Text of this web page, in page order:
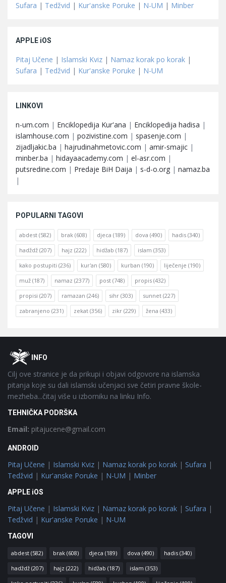
Sufara | Tedžvid | Kur'anske Poruke | N-UM | Minber
APPLE iOS
Pitaj Učene | Islamski Kviz | Namaz korak po korak |
Sufara | Tedžvid | Kur'anske Poruke | N-UM
LINKOVI
n-um.com | Enciklopedija Kur'ana | Enciklopedija hadisa |
islamhouse.com | pozivistine.com | spasenje.com |
zijadljakic.ba | hajrudinahmetovic.com | amir-smajic |
minber.ba | hidayaacademy.com | el-asr.com |
putsredine.com | Predaje BiH Daija | s-d-o.org | namaz.ba
|
POPULARNI TAGOVI
abdest (582) brak (608) djeca (189) dova (490) hadis (340)
hadždž (207) hajz (222) hidžab (187) islam (353)
kako postupiti (236) kur'an (580) kurban (190) liječenje (190)
muž (187) namaz (2377) post (748) propis (432)
propisi (207) ramazan (246) sihr (303) sunnet (227)
zabranjeno (231) zekat (356) zikr (229) žena (433)
FooterOINFO
Cilj ove stranice je da prikupi i objavi odgovore na islamska
pitanja koje su dali islamski učenjaci sve četiri pravne škole-
mezheba...čitaj više u izborniku na linku Info.
TEHNIČKA PODRŠKA
Email: pitajucene@gmail.com
ANDROID
Pitaj Učene | Islamski Kviz | Namaz korak po korak | Sufara |
Tedžvid | Kur'anske Poruke | N-UM | Minber
APPLE iOS
Pitaj Učene | Islamski Kviz | Namaz korak po korak | Sufara |
Tedžvid | Kur'anske Poruke | N-UM
TAGOVI
abdest (582) brak (608) djeca (189) dova (490) hadis (340)
hadždž (207) hajz (222) hidžab (187) islam (353)